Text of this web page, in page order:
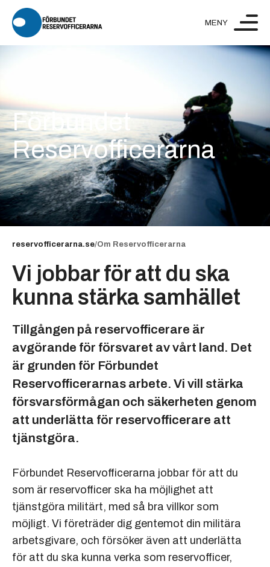
Hoppa till innehåll
Förbundet
Reservofficerarna
reservofficerarna.se/Om Reservofficerarna
Vi jobbar för att du ska
kunna stärka samhället
Tillgången på reservofficerare är
avgörande för försvaret av vårt land. Det
är grunden för Förbundet
Reservofficerarnas arbete. Vi vill stärka
försvarsförmågan och säkerheten genom
att underlätta för reservofficerare att
tjänstgöra.
Förbundet Reservofficerarna jobbar för att du
som är reservofficer ska ha möjlighet att
tjänstgöra militärt, med så bra villkor som
möjligt. Vi företräder dig gentemot din militära
arbetsgivare, och försöker även att underlätta
för att du ska kunna verka som reservofficer,